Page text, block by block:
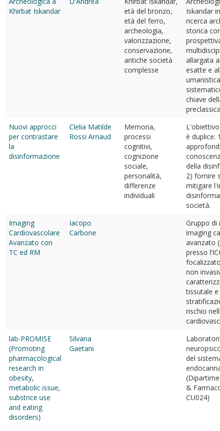
Khirbat Iskandar
età del bronzo,
età del ferro,
archeologia,
valorizzazione,
conservazione,
antiche società
complesse
Iskandar
ricerca
storica
allargata
esatte e
chiave
Nuovi approcci
per contrastare
la
disinformazione
Clelia Matilde
Rossi Arnaud
Memoria,
processi
cognitivi,
cognizione
sociale,
personalità,
differenze
individuali
è duplice:
della
2) fornire
mitigare
società.
Imaging
Cardiovascolare
Avanzato con
TC ed RM
Iacopo
Carbone
Gruppo di
imaging
avanzato
presso
non
tissutale e
rischio
lab-PROMISE
(Promoting
pharmacological
research in
obesity,
metabolic issue,
substnce use
and eating
disorders)
Silvana
Gaetani
del
&
CU024)